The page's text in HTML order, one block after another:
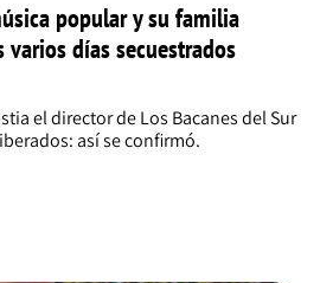
popular y su familia
días secuestrados
el director de Los Bacanes del Sur
así se confirmó.